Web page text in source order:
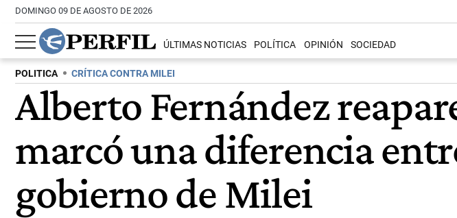
DOMINGO 09 DE AGOSTO DE 2026
ÚLTIMAS NOTICIAS POLÍTICA OPINIÓN SOCIEDAD
POLITICA CRÍTICA CONTRA MILEI
Alberto Fernández
marcó una diferencia
gobierno de Milei